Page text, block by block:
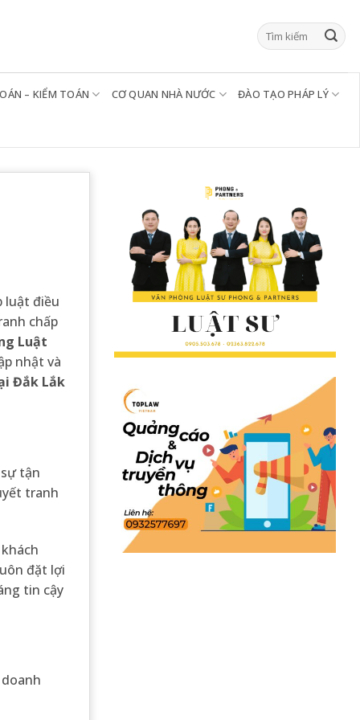
– KIỂM TOÁN CƠ QUAN NHÀ NƯỚC ĐÀO TẠO PHÁP LÝ
luật điều
chấp
Luật
nhật và
Đắk Lắk
tận
tranh
đặt lợi
tin cậy